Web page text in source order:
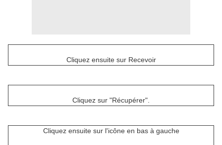
Cliquez ensuite sur Recevoir
Cliquez sur "Récupérer".
Cliquez ensuite sur l'icône en bas à gauche